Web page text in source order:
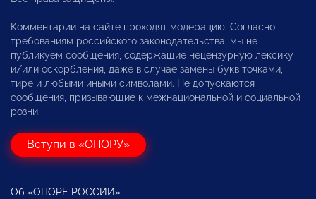
Комментарии на сайте проходят модерацию. Согласно
требованиям российского законодательства, мы не
публикуем сообщения, содержащие нецензурную лексику
и/или оскорбления, даже в случае замены букв точками,
тире и любыми иными символами. Не допускаются
сообщения, призывающие к межнациональной и социальной
розни.
Вступи в «ОПОРУ»
Об «ОПОРЕ РОССИИ»